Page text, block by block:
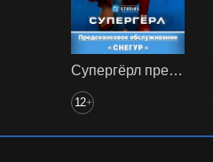
Супергёрл предс. обсл. Снегур
12+